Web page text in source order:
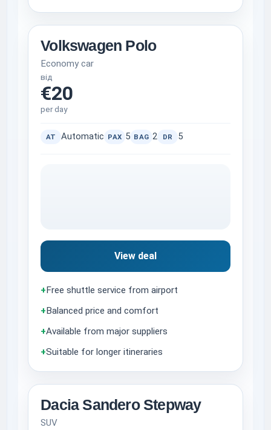
Volkswagen Polo
Economy car
від
€20
per day
AT Automatic PAX 5 BAG 2 DR 5
View deal
+Free shuttle service from airport
+Balanced price and comfort
+Available from major suppliers
+Suitable for longer itineraries
Dacia Sandero Stepway
SUV